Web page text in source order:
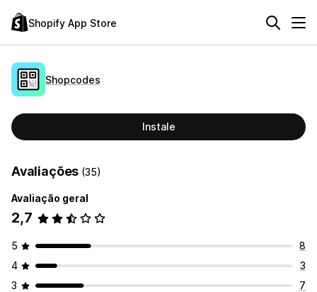
Shopify App Store
Shopcodes
Instale
Avaliações (35)
Avaliação geral
2,7
5
8
4
3
3
7